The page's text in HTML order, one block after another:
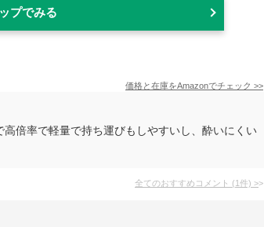
プでみる
価格と在庫をAmazonでチェック >>
倍率で軽量で持ち運びもしやすいし、酔いにくい
全てのおすすめコメント (1件) >